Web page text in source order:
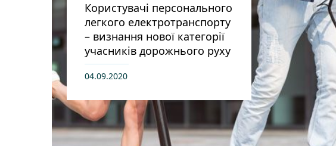
Користувачі персонального
легкого електротранспорту
– визнання нової категорії
учасників дорожнього руху
04.09.2020